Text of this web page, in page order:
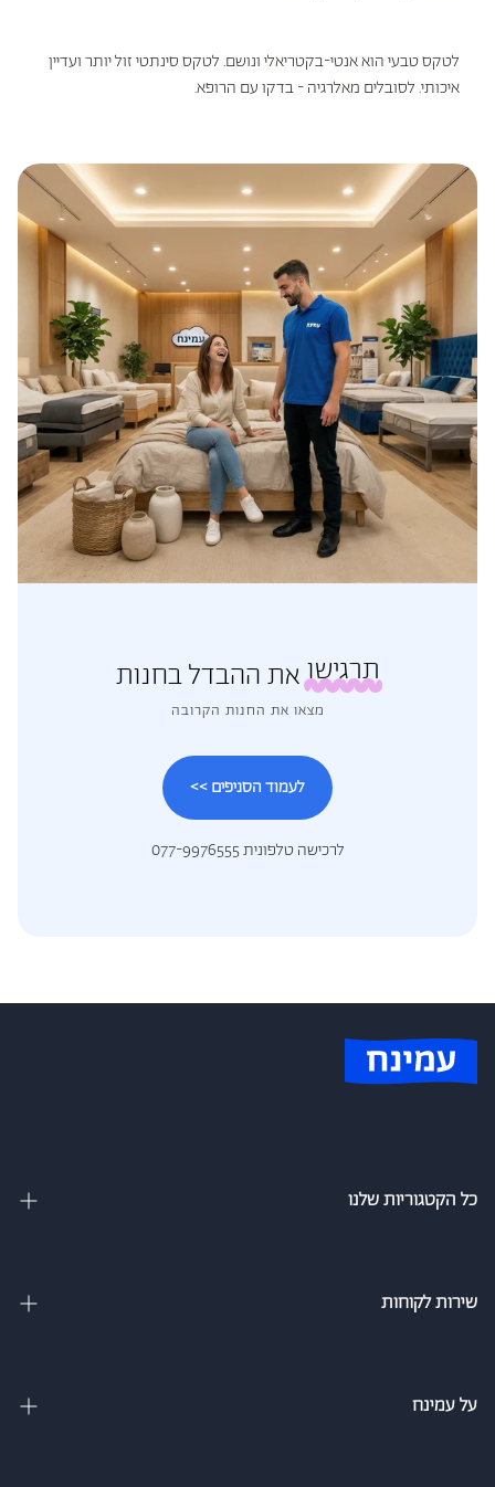
לטקס טבעי הוא אנטי-בקטריאלי ונושם. לטקס סינתטי זול יותר ועדיין
איכותי. לסובלים מאלרגיה - בדקו עם הרופא.
תרגישואת ההבדל בחנות
מצאו את החנות הקרובה
לעמוד הסניפים >>
לרכישה טלפונית 077-9976555
כל הקטגוריות שלנו
מיטה וחצי
שירות לקוחות
מדיניות משלוחים
על עמינח